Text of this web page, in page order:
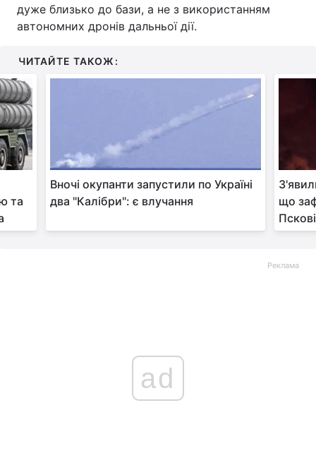
дуже близько до бази, а не з використанням
автономних дронів дальньої дії.
ЧИТАЙТЕ ТАКОЖ:
та
Вночі окупанти запустили по Україні
два "Калібри": є влучання
що
Пскові
Реклама
ad